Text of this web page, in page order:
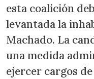
esta coalición
levantada la
Machado. La
una medida
ejercer cargos